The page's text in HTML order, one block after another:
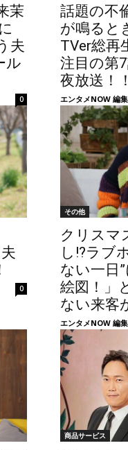
茉
夫
ル
0
話題の不
が鳴ると
TVer総再
注目の第
夜放送！！
エンタメNOW 編
0
その他
クリスマ
し!?ラブ
ない一日
絵図！」
ない来客
エンタメNOW 編
商品サービス